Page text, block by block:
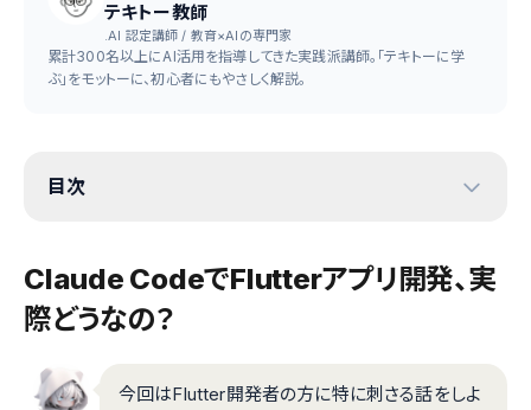
テキトー教師
.AI 認定講師 / 教育×AIの専門家
累計300名以上にAI活用を指導してきた実践派講師。「テキトーに学
ぶ」をモットーに、初心者にもやさしく解説。
目次
Claude CodeでFlutterアプリ開発、実
際どうなの？
今回はFlutter開発者の方に特に刺さる話をしよ